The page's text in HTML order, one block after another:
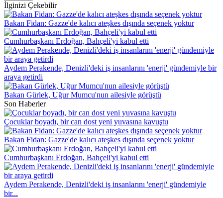
İlginizi Çekebilir
Bakan Fidan: Gazze'de kalıcı ateşkes dışında seçenek yoktur
Cumhurbaşkanı Erdoğan, Bahçeli'yi kabul etti
Aydem Perakende, Denizli'deki iş insanlarını 'enerji' gündemiyle bir
araya getirdi
Bakan Gürlek, Uğur Mumcu'nun ailesiyle görüştü
Son Haberler
Çocuklar boyadı, bir can dost yeni yuvasına kavuştu
Bakan Fidan: Gazze'de kalıcı ateşkes dışında seçenek yoktur
Cumhurbaşkanı Erdoğan, Bahçeli'yi kabul etti
Aydem Perakende, Denizli'deki iş insanlarını 'enerji' gündemiyle
bir...